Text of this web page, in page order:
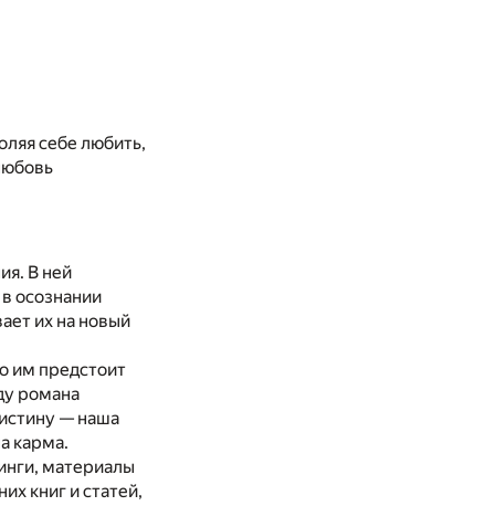
себе любить,
В ней
осознании
их на новый
им предстоит
романа
— наша
карма.
материалы
книг и статей,